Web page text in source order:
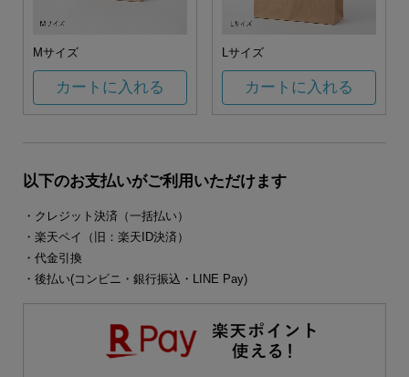
Mサイズ
カートに入れる
Lサイズ
カートに入れる
以下のお支払いがご利用いただけます
・クレジット決済（一括払い）
・楽天ペイ（旧：楽天ID決済）
・代金引換
・後払い(コンビニ・銀行振込・LINE Pay)